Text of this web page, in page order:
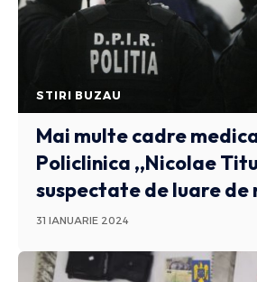
STIRI BUZAU
Mai multe cadre
Policlinica ,,Nicolae
suspectate de luare de
31 IANUARIE 2024